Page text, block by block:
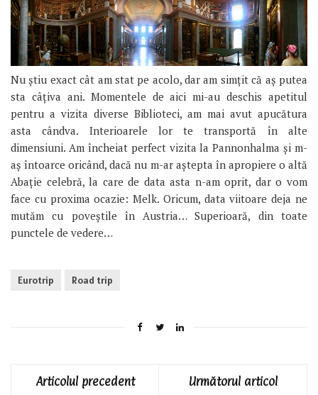
Nu știu exact cât am stat pe acolo, dar am simțit că aș putea
sta câțiva ani. Momentele de aici mi-au deschis apetitul
pentru a vizita diverse Biblioteci, am mai avut apucătura
asta cândva. Interioarele lor te transportă în alte
dimensiuni. Am încheiat perfect vizita la Pannonhalma și m-
aș întoarce oricând, dacă nu m-ar aștepta în apropiere o altă
Abație celebră, la care de data asta n-am oprit, dar o vom
face cu proxima ocazie: Melk. Oricum, data viitoare deja ne
mutăm cu poveștile în Austria… Superioară, din toate
punctele de vedere…
Eurotrip Road trip
Articolul precedent Următorul articol